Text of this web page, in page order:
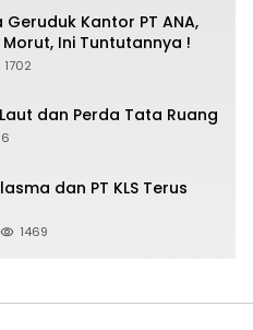
Kantor PT ANA,
Morut, Ini Tuntutannya !
1702
dan Perda Tata Ruang
dan PT KLS Terus
1469